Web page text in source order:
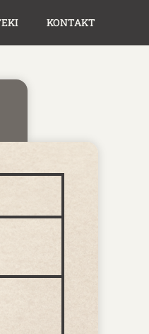
KONTAKT